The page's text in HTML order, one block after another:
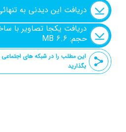
دریافت این دیدنی به
حجم: ۶.۶ MB
این مطلب را در شبکه های اجتماعی
بگذارید